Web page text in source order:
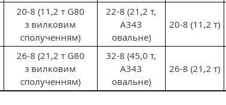
20-8 (11,2 т G80
з вилковим
сполученням)
22-8 (21,2 т,
А343
овальне)
20-8 (11,2 т)
26-8 (21,2 т G80
з вилковим
сполученням)
32-8 (45,0 т,
А343
овальне)
26-8 (21,2 т)